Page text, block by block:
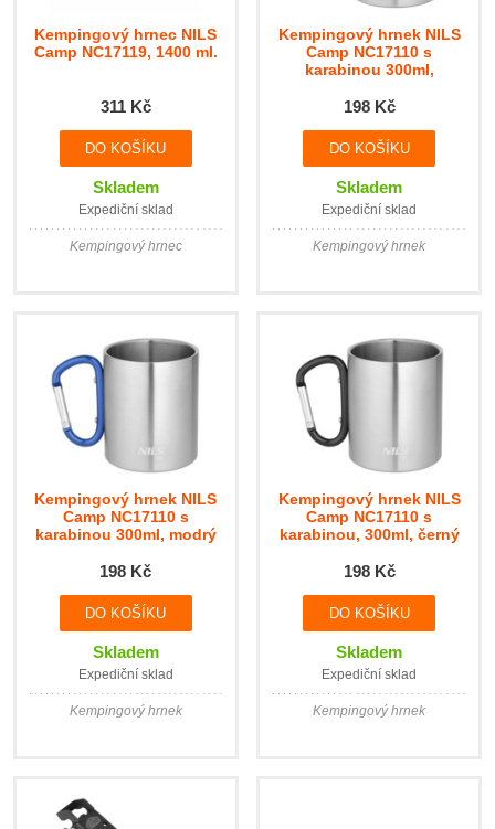
Kempingový hrnec NILS
Camp NC17119, 1400 ml.
311 Kč
Skladem
Expediční sklad
Kempingový hrnec
Kempingový hrnek NILS
Camp NC17110 s
karabinou 300ml,
198 Kč
Skladem
Expediční sklad
Kempingový hrnek
Kempingový hrnek NILS
Camp NC17110 s
karabinou 300ml, modrý
198 Kč
Skladem
Expediční sklad
Kempingový hrnek
Kempingový hrnek NILS
Camp NC17110 s
karabinou, 300ml, černý
198 Kč
Skladem
Expediční sklad
Kempingový hrnek